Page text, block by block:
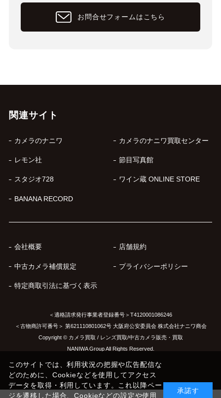
お問合せフォームはこちら
関連サイト
カメラのナニワ カメラのナニワ買取センター
レモン社 節目写真館
スタジオ728 ワイン蔵 ONLINE STORE
BANANA RECORD
会社概要 店舗規約
中古カメラ補償規定 プライバシーポリシー
特定商取引法に基づく表示
＜適格請求発行事業者登録番号＞T4120001086246
＜古物商許可番号＞ 第621110801062号 大阪府公安委員会 株式会社ナニワ商会
Copyright © カメラ買取 / レンズ買取/中古カメラ販売・買取
NANIWA Group All Rights Reserved.
このサイトでは、利用状況の把握や広告配信な
どのために、Cookieなどを使用してアクセス
データを取得・利用しています。これ以降ペー
ジを遷移した場合、Cookieなどの設定や使用
承諾す